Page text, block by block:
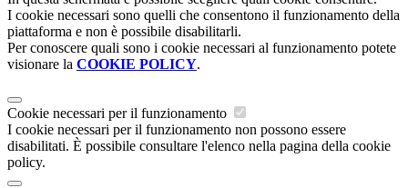
I cookie necessari sono quelli che consentono il funzionamento della
piattaforma e non è possibile disabilitarli.
Per conoscere quali sono i cookie necessari al funzionamento potete
visionare la COOKIE POLICY.
Cookie necessari per il funzionamento
I cookie necessari per il funzionamento non possono essere
disabilitati. È possibile consultare l'elenco nella pagina della cookie
policy.